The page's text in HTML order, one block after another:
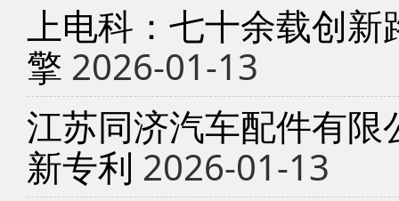
上电科：七十余载创
擎 2026-01-13
江苏同济汽车配件有
新专利 2026-01-13